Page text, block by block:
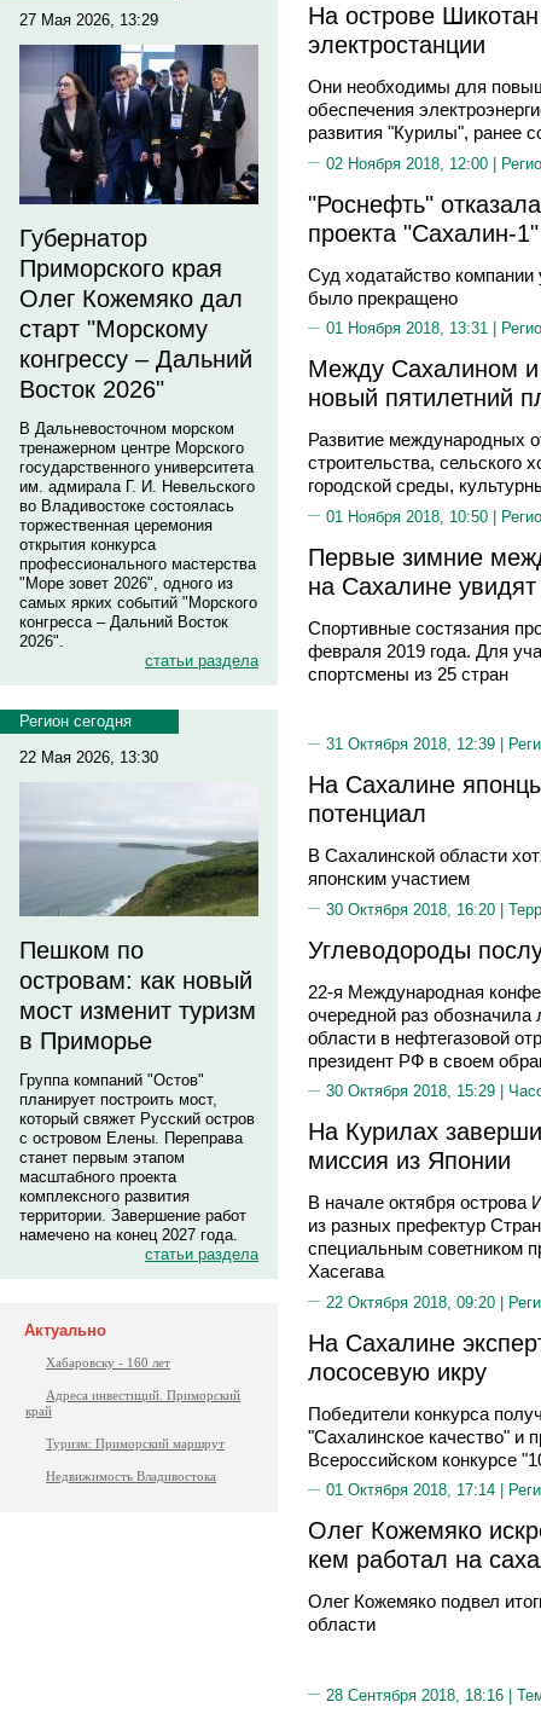
27 Мая 2026, 13:29
Губернатор
Приморского края
Олег Кожемяко дал
старт "Морскому
конгрессу – Дальний
Восток 2026"
В Дальневосточном морском
тренажерном центре Морского
государственного университета
им. адмирала Г. И. Невельского
во Владивостоке состоялась
торжественная церемония
открытия конкурса
профессионального мастерства
"Море зовет 2026", одного из
самых ярких событий "Морского
конгресса – Дальний Восток
2026".
статьи раздела
Регион сегодня
22 Мая 2026, 13:30
Пешком по
островам: как новый
мост изменит туризм
в Приморье
Группа компаний "Остов"
планирует построить мост,
который свяжет Русский остров
с островом Елены. Переправа
станет первым этапом
масштабного проекта
комплексного развития
территории. Завершение работ
намечено на конец 2027 года.
статьи раздела
Актуально
Хабаровску - 160 лет
Адреса инвестиций. Приморский
край
Туризм: Приморский маршрут
Недвижимость Владивостока
На острове
электростанции
Они необходимы для
обеспечения
развития "Курилы", ранее
02 Ноября 2018, 12:00 |
"Роснефть"
проекта "Сахалин-
Суд ходатайство компании
было прекращено
01 Ноября 2018, 13:31 |
Между Сахалином и
новый пятилетний
Развитие международных
строительства, сельского
городской среды,
01 Ноября 2018, 10:50 |
Первые зимние
на Сахалине
Спортивные состязания
февраля 2019 года. Для
спортсмены из 25 стран
31 Октября 2018, 12:39 |
На Сахалине
потенциал
В Сахалинской области
японским участием
30 Октября 2018, 16:20 |
Углеводороды
22-я Международная
очередной раз
области в нефтегазовой
президент РФ в своем
30 Октября 2018, 15:29 |
На Курилах
миссия из Японии
В начале октября острова
из разных префектур
специальным советником
Хасегава
22 Октября 2018, 09:20 |
На Сахалине
лососевую икру
Победители конкурса
"Сахалинское качество" и
Всероссийском конкурсе
01 Октября 2018, 17:14 |
Олег Кожемяко
кем работал на
Олег Кожемяко подвел
области
28 Сентября 2018, 18:16 |